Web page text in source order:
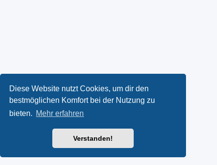
Diese Website nutzt Cookies, um dir den
bestmöglichen Komfort bei der Nutzung zu
bieten. Mehr erfahren
Verstanden!